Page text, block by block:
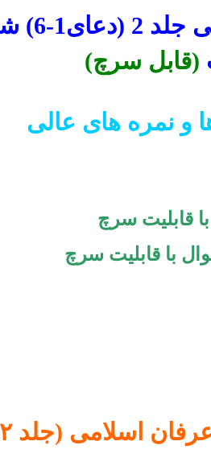
نمونه سوالات
(قابل سرچ)
و نمره های عالی
(جلد ۲ دعاهای ۱ تا ۶)